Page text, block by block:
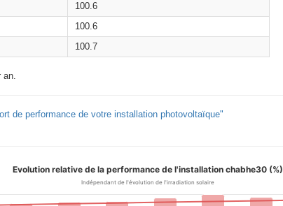
100.6
100.6
100.7
an.
de performance de votre installation photovoltaïque"
Evolution relative de la performance de l'installation chabhe30 (%)
Indépendant de l'évolution de l'irradiation solaire